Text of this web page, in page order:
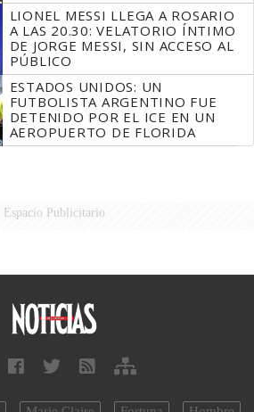
LIONEL MESSI LLEGA A ROSARIO
A LAS 20.30: VELATORIO ÍNTIMO
DE JORGE MESSI, SIN ACCESO AL
PÚBLICO
ESTADOS UNIDOS: UN
FUTBOLISTA ARGENTINO FUE
DETENIDO POR EL ICE EN UN
AEROPUERTO DE FLORIDA
Espacio Publicitario